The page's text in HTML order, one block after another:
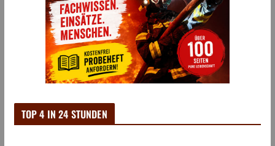
TOP 4 IN 24 STUNDEN